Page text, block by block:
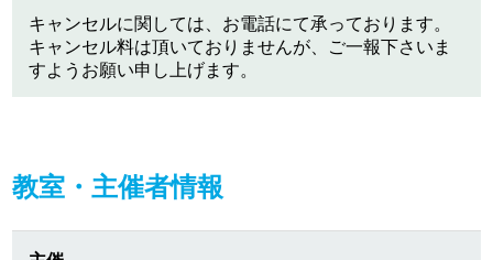
キャンセルに関しては、お電話にて承っております。
キャンセル料は頂いておりませんが、ご一報下さいま
すようお願い申し上げます。
教室・主催者情報